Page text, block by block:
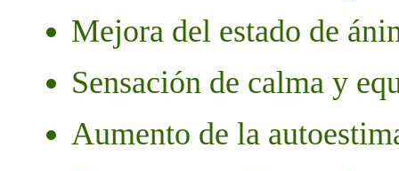
Mejora del estado de
Sensación de calma y
Aumento de la